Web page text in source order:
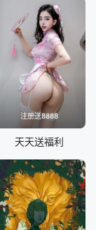
注册送8888
天天送福利